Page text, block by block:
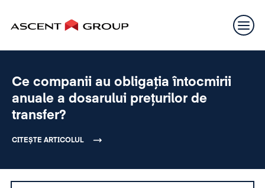
Ce companii au obligația întocmirii
anuale a dosarului prețurilor de
transfer?
CITEȘTE ARTICOLUL